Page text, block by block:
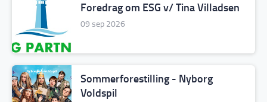
Foredrag om ESG v/ Tina Villadsen
09 sep 2026
Sommerforestilling - Nyborg
Voldspil